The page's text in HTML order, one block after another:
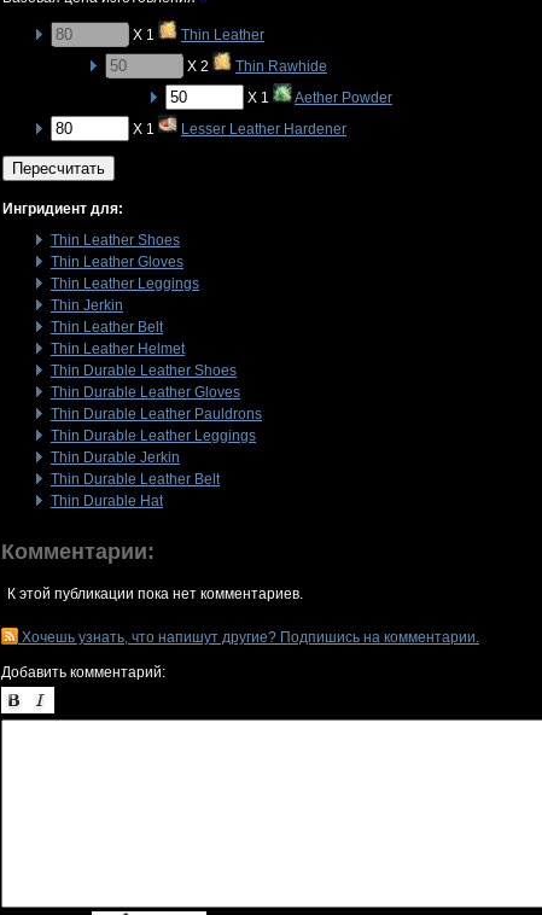
X 1
Thin Leather
X 2
Thin Rawhide
X 1
Aether Powder
X 1
Lesser Leather Hardener
Пересчитать
Ингридиент для:
Thin Leather Shoes
Thin Leather Gloves
Thin Leather Leggings
Thin Jerkin
Thin Leather Belt
Thin Leather Helmet
Thin Durable Leather Shoes
Thin Durable Leather Gloves
Thin Durable Leather Pauldrons
Thin Durable Leather Leggings
Thin Durable Jerkin
Thin Durable Leather Belt
Thin Durable Hat
Комментарии:
К этой публикации пока нет комментариев.
Хочешь узнать, что напишут другие? Подпишись на комментарии.
Добавить комментарий: